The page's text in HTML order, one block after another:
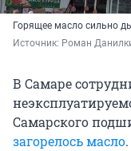
Горящее масло сильно
Источник: Роман
В Самаре
Самарского
загорелось масло.